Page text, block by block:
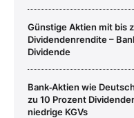
Günstige Aktien mit bis
Dividendenrendite –
Dividende
Bank‑Aktien wie
zu 10 Prozent
niedrige KGVs